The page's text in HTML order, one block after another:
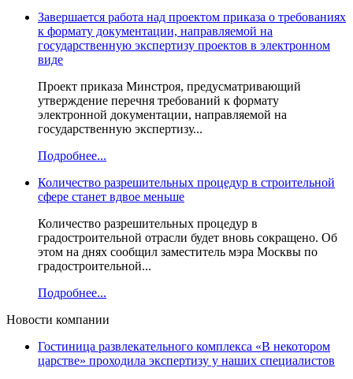
Завершается работа над проектом приказа о требованиях
к формату документации, направляемой на
государственную экспертизу проектов в электронном
виде
Проект приказа Минстроя, предусматривающий
утверждение перечня требований к формату
электронной документации, направляемой на
государственную экспертизу...
Подробнее...
Количество разрешительных процедур в строительной
сфере станет вдвое меньше
Количество разрешительных процедур в
градостроительной отрасли будет вновь сокращено. Об
этом на днях сообщил заместитель мэра Москвы по
градостроительной...
Подробнее...
Новости компании
Гостиница развлекательного комплекса «В некотором
царстве» проходила экспертизу у наших специалистов